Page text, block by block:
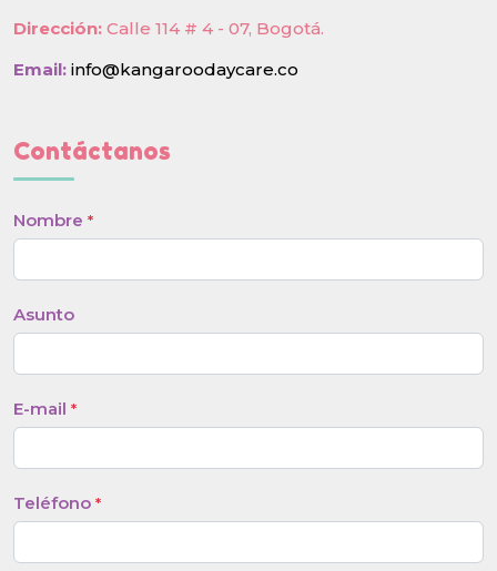
Dirección: Calle 114 # 4 - 07, Bogotá.
Email: info@kangaroodaycare.co
Contáctanos
Nombre *
Asunto
E-mail *
Teléfono *